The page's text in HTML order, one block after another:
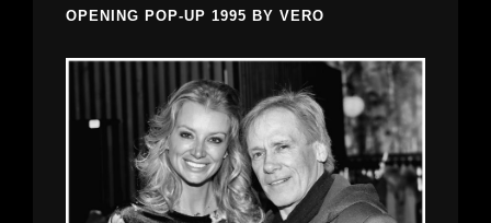
OPENING POP-UP 1995 BY VERO